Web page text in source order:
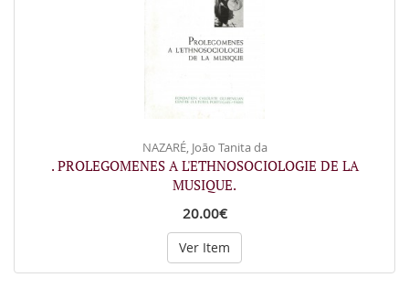
NAZARÉ, João Tanita da
. PROLEGOMENES A L'ETHNOSOCIOLOGIE DE LA
MUSIQUE.
20.00€
Ver Item